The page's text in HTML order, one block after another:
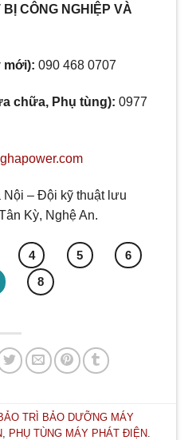
CÔNG NGHIỆP VÀ
mới): 090 468 0707
chữa, Phụ tùng): 0977
Nội – Đội kỹ thuật lưu
Kỳ, Nghệ An.
4 5
6
8
TRÌ BẢO DƯỠNG MÁY
PHỤ TÙNG MÁY PHÁT ĐIỆN